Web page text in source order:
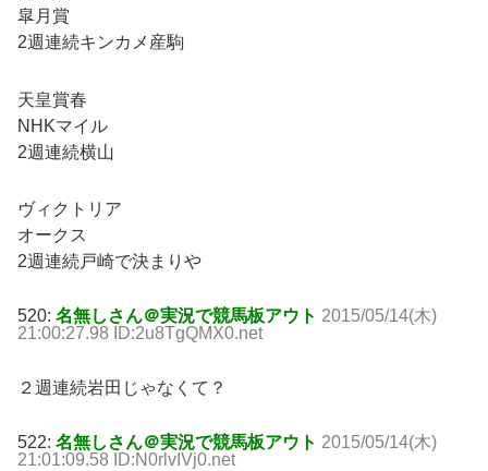
皐月賞
2週連続キンカメ産駒
天皇賞春
NHKマイル
2週連続横山
ヴィクトリア
オークス
2週連続戸崎で決まりや
520: 名無しさん＠実況で競馬板アウト 2015/05/14(木)
21:00:27.98 ID:2u8TgQMX0.net
２週連続岩田じゃなくて？
522: 名無しさん＠実況で競馬板アウト 2015/05/14(木)
21:01:09.58 ID:N0rlvIVj0.net